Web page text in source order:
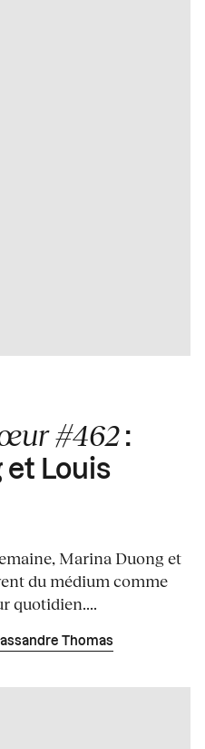
#462 :
et Louis
Marina Duong et
du médium comme
quotidien....
Thomas